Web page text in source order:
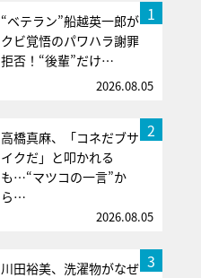
1
“ベテラン”船越英一郎が
クビ覚悟のパワハラ謝罪
拒否！“後輩”だけ…
2026.08.05
2
高橋真麻、「コネだブサ
イクだ」と叩かれる
も…“マツコの一言”か
ら…
2026.08.05
3
川田裕美、洗濯物がなぜ